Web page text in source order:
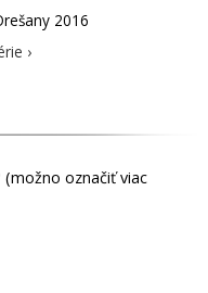
2016
›
(možno označiť viac